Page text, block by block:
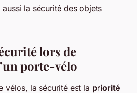
la sécurité des objets
lors de
porte-vélo
vélos, la sécurité est la priorité